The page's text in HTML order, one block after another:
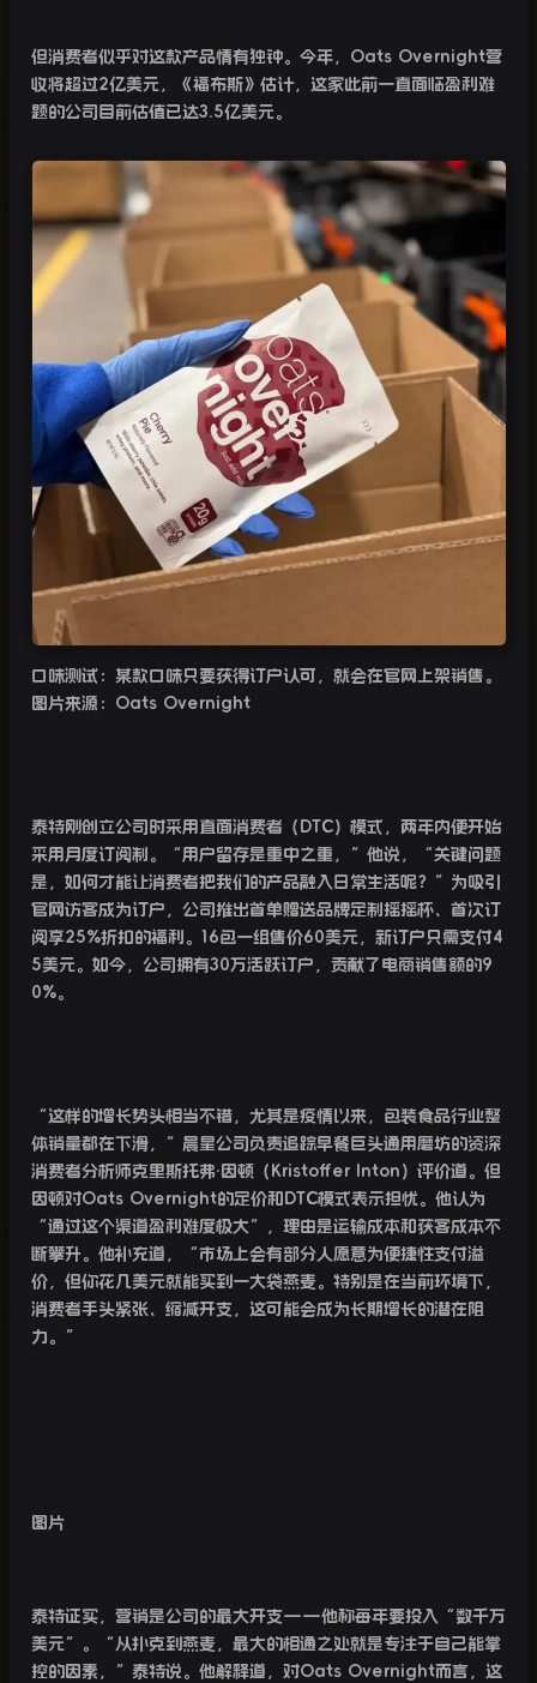
但消费者似乎对这款产品情有独钟。今年， Oats Overnight营
收将超过2亿美元，《福布斯》估计，这家此前一直面临盈利难
题的公司目前估值已达3.5亿美元。
口味测试：某款口味只要获得订户认可，就会在官网上架销售。
图片来源：
Oats Overnight
泰特刚创立公司时采用直面消费者（ DTC）模式，两年内便开始
采用月度订阅制。“用户留存是重中之重，”他说，“关键问题
是，如何才能让消费者把我们的产品融入日常生活呢？”为吸引
官网访客成为订户，公司推出首单赠送品牌定制摇摇杯、首次订
阅享25%折扣的福利。 16包一组售价60美元，新订户只需支付4
5美元。如今，公司拥有30万活跃订户，贡献了电商销售额的9
0%。
“ 这样的增长势头相当不错，尤其是疫情以来，包装食品行业整
体销量都在下滑，”晨星公司负责追踪早餐巨头通用磨坊的资深
消费者分析师克里斯托弗·因顿（ Kristoffer Inton ）评价道。但
因顿对Oats Overnight的定价和 DTC模式表示担忧。他认为
“通过这个渠道盈利难度极大”，理由是运输成本和获客成本不
断攀升。他补充道，“市场上会有部分人愿意为便捷性支付溢
价，但你花几美元就能买到一大袋燕麦。特别是在当前环境下，
消费者手头紧张、缩减开支，这可能会成为长期增长的潜在阻
力。”
图片
泰特证实，营销是公司的最大开支——他称每年要投入“数千万
美元”。“从扑克到燕麦，最大的相通之处就是专注于自己能掌
控的因素，”泰特说。他解释道，对Oats Overnight而言，这